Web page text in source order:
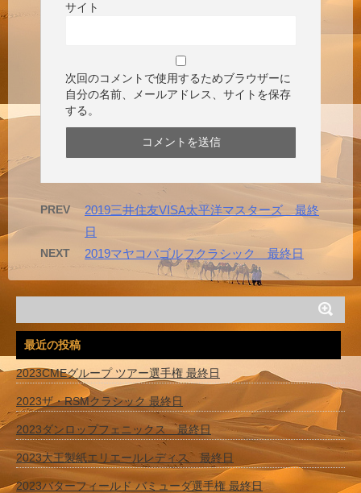
サイト
次回のコメントで使用するためブラウザーに
自分の名前、メールアドレス、サイトを保存
する。
PREV
2019三井住友VISA太平洋マスターズ 最終
日
NEXT 2019マヤコバゴルフクラシック 最終日
最近の投稿
2023CMEグループ ツアー選手権 最終日
2023ザ・RSMクラシック 最終日
2023ダンロップフェニックス 最終日
2023大王製紙エリエールレディス 最終日
2023バターフィールド バミューダ選手権 最終日